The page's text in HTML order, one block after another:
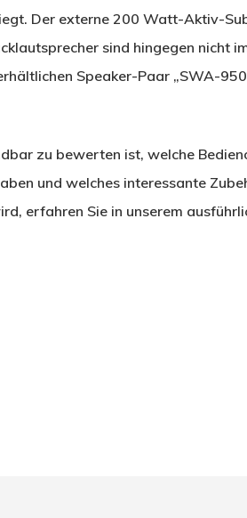
Der externe 200 Watt-Aktiv-
sind hingegen nicht
Speaker-Paar „SWA-
zu bewerten ist, welche
und welches interessante
erfahren Sie in unserem